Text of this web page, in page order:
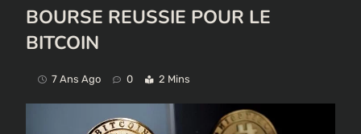
BOURSE REUSSIE POUR LE
BITCOIN
7 Ans Ago 0 2 Mins